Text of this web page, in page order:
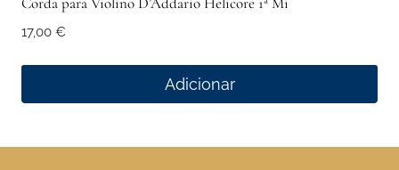
17,00 €
Adicionar